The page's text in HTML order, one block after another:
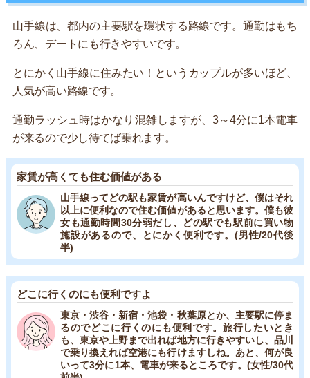
山手線は、都内の主要駅を環状する路線です。通勤はもち
ろん、デートにも行きやすいです。
とにかく山手線に住みたい！というカップルが多いほど、
人気が高い路線です。
通勤ラッシュ時はかなり混雑しますが、3～4分に1本電車
が来るので少し待てば乗れます。
家賃が高くても住む価値がある
山手線ってどの駅も家賃が高いんですけど、僕はそれ
以上に便利なので住む価値があると思います。僕も彼
女も通勤時間30分弱だし、どの駅でも駅前に買い物
施設があるので、とにかく便利です。(男性/20代後
半)
どこに行くのにも便利ですよ
東京・渋谷・新宿・池袋・秋葉原とか、主要駅に停ま
るのでどこに行くのにも便利です。旅行したいとき
も、東京や上野まで出れば地方に行きやすいし、品川
で乗り換えれば空港にも行けますしね。あと、何が良
いって3分に1本、電車が来るところです。(女性/30代